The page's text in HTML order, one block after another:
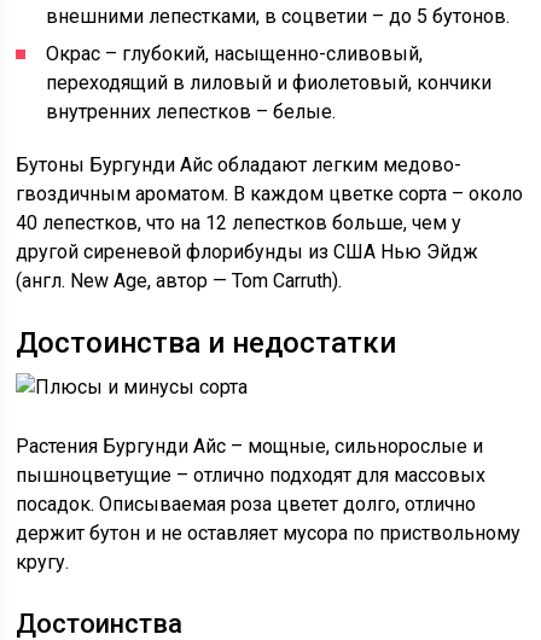
внешними лепестками, в соцветии – до 5 бутонов.
Окрас – глубокий, насыщенно-сливовый,
переходящий в лиловый и фиолетовый, кончики
внутренних лепестков – белые.
Бутоны Бургунди Айс обладают легким медово-
гвоздичным ароматом. В каждом цветке сорта – около
40 лепестков, что на 12 лепестков больше, чем у
другой сиреневой флорибунды из США Нью Эйдж
(англ. New Age, автор — Tom Carruth).
Достоинства и недостатки
Растения Бургунди Айс – мощные, сильнорослые и
пышноцветущие – отлично подходят для массовых
посадок. Описываемая роза цветет долго, отлично
держит бутон и не оставляет мусора по приствольному
кругу.
Достоинства